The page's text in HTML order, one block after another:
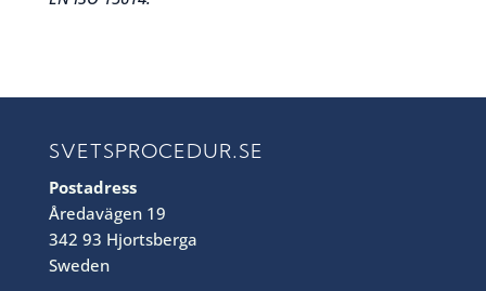
SVETSPROCEDUR.SE
Postadress
Åredavägen 19
342 93 Hjortsberga
Sweden